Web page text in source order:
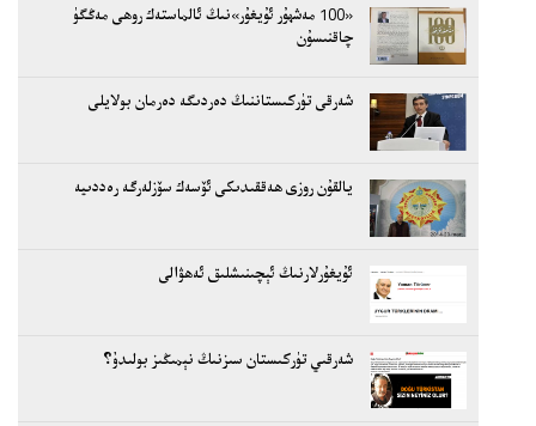
«100 مەشھۇر ئۇيغۇر»نىڭ ئالماستەك روھى مەڭگۈ
چاقنىسۇن
شەرقى تۈركىستاننىڭ دەردىگە دەرمان بولايلى
يالقۇن روزى ھەققىدىكى ئۆسەك سۆزلەرگە رەددىيە
ئۇيغۇرلارنىڭ ئېچىنىشلىق ئەھۋالى
شەرقىي تۈركىستان سىزنىڭ نېمىڭىز بولىدۇ؟